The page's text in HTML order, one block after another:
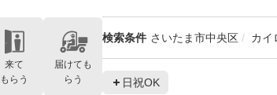
検索条件 さいたま市中央区 カイ
日祝OK
来て
もらう
届けても
らう